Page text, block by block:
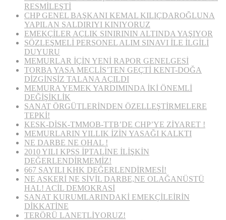
RESMİLEŞTİ
CHP GENEL BAŞKANI KEMAL KILIÇDAROĞLUNA
YAPILAN SALDIRIYI KINIYORUZ
EMEKÇİLER AÇLIK SINIRININ ALTINDA YAŞIYOR
SÖZLEŞMELİ PERSONEL ALIM SINAVI İLE İLGİLİ
DUYURU
MEMURLAR İÇİN YENİ RAPOR GENELGESİ
TORBA YASA MECLİS’TEN GEÇTİ KENT-DOĞA
DİZGİNSİZ TALANA AÇILDI
MEMURA YEMEK YARDIMINDA İKİ ÖNEMLİ
DEĞİŞİKLİK
SANAT ÖRGÜTLERİNDEN ÖZELLEŞTİRMELERE
TEPKİ!
KESK-DİSK-TMMOB-TTB’DE CHP’YE ZİYARET !
MEMURLARIN YILLIK İZİN YASAĞI KALKTI
NE DARBE NE OHAL !
2010 YILI KPSS İPTALİNE İLİŞKİN
DEĞERLENDİRMEMİZ!
667 SAYILI KHK DEĞERLENDİRMESİ!
NE ASKERİ NE SİVİL DARBE,NE OLAĞANÜSTÜ
HAL! ACİL DEMOKRASİ
SANAT KURUMLARINDAKİ EMEKÇİLEİRİN
DİKKATİNE
TERÖRÜ LANETLİYORUZ!